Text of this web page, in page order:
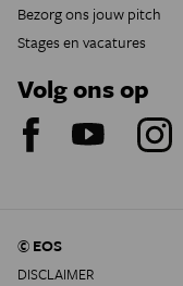
Bezorg ons jouw pitch
Stages en vacatures
Volg ons op
© EOS
DISCLAIMER